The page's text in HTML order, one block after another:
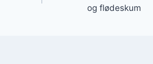
og flødeskum